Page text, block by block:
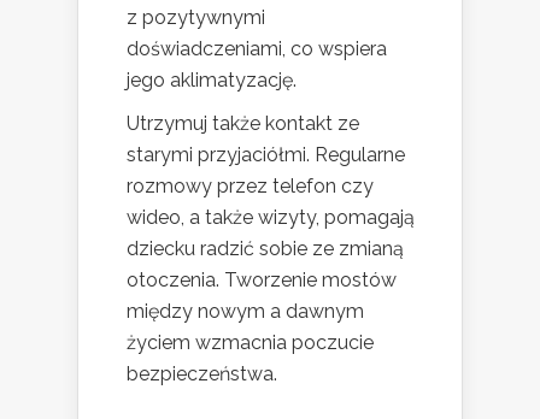
z pozytywnymi
doświadczeniami, co wspiera
jego aklimatyzację.
Utrzymuj także kontakt ze
starymi przyjaciółmi. Regularne
rozmowy przez telefon czy
wideo, a także wizyty, pomagają
dziecku radzić sobie ze zmianą
otoczenia. Tworzenie mostów
między nowym a dawnym
życiem wzmacnia poczucie
bezpieczeństwa.